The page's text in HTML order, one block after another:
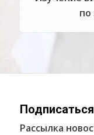
по
Рассылка